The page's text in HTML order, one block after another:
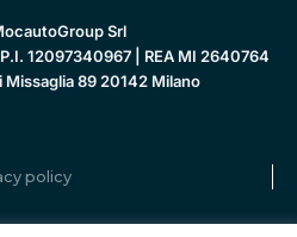
Srl
12097340967 | REA MI 2640764
Missaglia 89 20142 Milano
policy